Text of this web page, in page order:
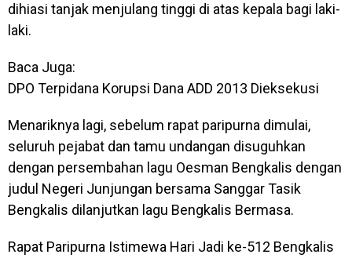
dihiasi tanjak menjulang tinggi di atas kepala bagi laki-
laki.
Baca Juga:
DPO Terpidana Korupsi Dana ADD 2013 Dieksekusi
Menariknya lagi, sebelum rapat paripurna dimulai,
seluruh pejabat dan tamu undangan disuguhkan
dengan persembahan lagu Oesman Bengkalis dengan
judul Negeri Junjungan bersama Sanggar Tasik
Bengkalis dilanjutkan lagu Bengkalis Bermasa.
Rapat Paripurna Istimewa Hari Jadi ke-512 Bengkalis